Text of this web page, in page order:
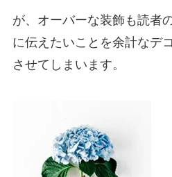
が、オーバーな装飾も読者
に伝えたいことを余計なデ
させてしまいます。